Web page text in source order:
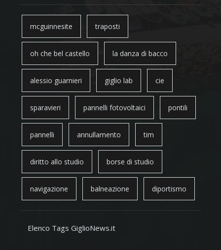
mcguinnesite traposti
oh che bel castello la danza di bacco
alessio guarnieri giglio lab cie
sparavieri pannelli fotovoltaici pontili
pannelli annullamento tim
diritto allo studio borse di studio
navigazione balneazione diportismo
Elenco Tags GiglioNews.it